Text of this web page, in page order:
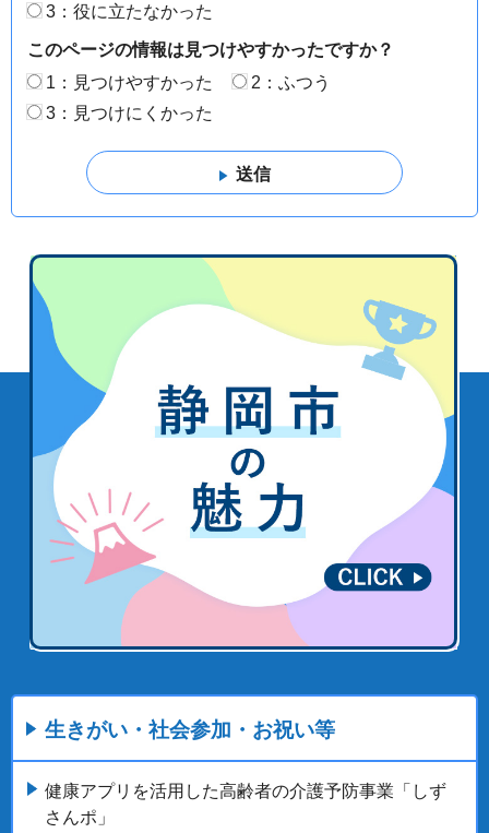
3：役に立たなかった
このページの情報は見つけやすかったですか？
1：見つけやすかった
2：ふつう
3：見つけにくかった
生きがい・社会参加・お祝い等
健康アプリを活用した高齢者の介護予防事業「しず
さんポ」